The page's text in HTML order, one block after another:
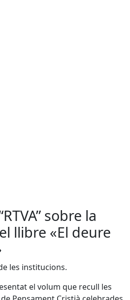
sobre la
llibre «El deure
les institucions.
el volum que recull les